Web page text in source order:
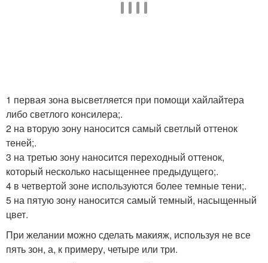
1 первая зона высветляется при помощи хайлайтера
либо светлого консилера;.
2 на вторую зону наносится самый светлый оттенок
теней;.
3 на третью зону наносится переходный оттенок,
который несколько насыщеннее предыдущего;.
4 в четвертой зоне используются более темные тени;.
5 на пятую зону наносится самый темный, насыщенный
цвет.
При желании можно сделать макияж, используя не все
пять зон, а, к примеру, четыре или три.